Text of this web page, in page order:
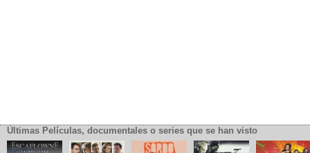
Últimas Películas, documentales o series que se han visto